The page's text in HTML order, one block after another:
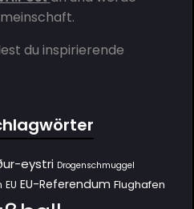
.
du inspirierende
eystri Drogenschmuggel
EU EU-Referendum Flughafen